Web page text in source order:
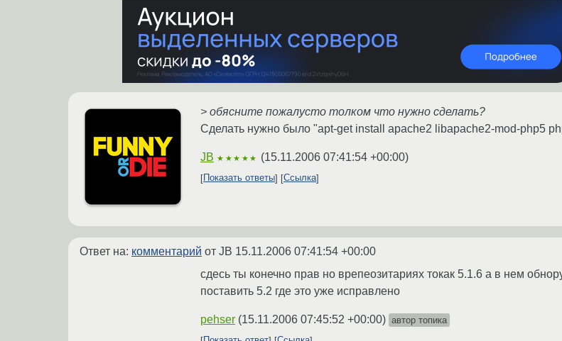
> обясните пожалусто толком что нужно сделать?
Сделать нужно было "apt-get install apache2 libapache2-mod-php5
JB ★★★★★ (15.11.2006 07:41:54 +00:00)
Показать ответы Ссылка
Ответ на: комментарий от JB 15.11.2006 07:41:54 +00:00
сдесь ты конечно прав но врепеозитариях токак 5.1.6 а в нем
поставить 5.2 где это уже исправлено
pehser (15.11.2006 07:45:52 +00:00) автор топика